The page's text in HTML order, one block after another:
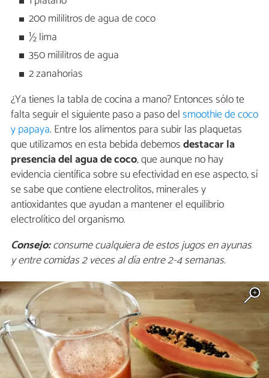
200 mililitros de agua de coco
½ lima
350 mililitros de agua
2 zanahorias
¿Ya tienes la tabla de cocina a mano? Entonces sólo te
falta seguir el siguiente paso a paso delsmoothie de coco
y papaya. Entre los alimentos para subir las plaquetas
que utilizamos en esta bebida debemosdestacar la
presencia del agua de coco, que aunque no hay
evidencia científica sobre su efectividad en ese aspecto, sí
se sabe que contiene electrolitos, minerales y
antioxidantes que ayudan a mantener el equilibrio
electrolítico del organismo.
Consejo:consume cualquiera de estos jugos en ayunas
y entre comidas 2 veces al día entre 2-4 semanas.